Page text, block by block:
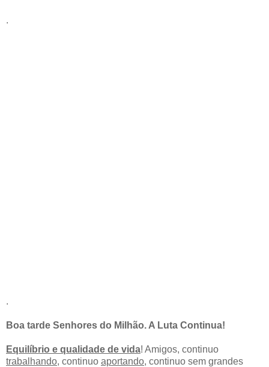
.
.
Boa tarde Senhores do Milhão. A Luta Continua!
Equilíbrio e qualidade de vida! Amigos, continuo
trabalhando, continuo aportando, continuo sem grandes